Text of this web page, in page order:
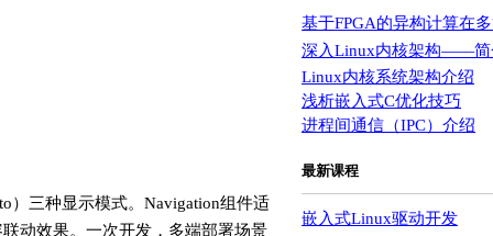
）三种显示模式。Navigation组件适
动效果。一次开发，多端部署场景
基于FPGA的异构计算在
深入Linux内核架构——简
Linux内核系统架构介绍
浅析嵌入式C优化技巧
进程间通信（IPC）介绍
最新课程
嵌入式Linux驱动开发